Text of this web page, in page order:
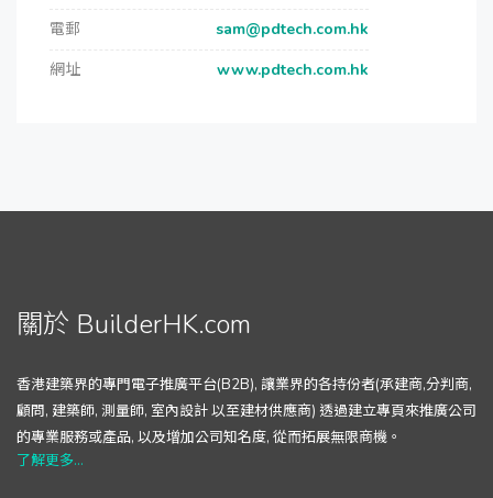
電郵
sam@pdtech.com.hk
網址
www.pdtech.com.hk
關於 BuilderHK.com
香港建築界的專門電子推廣平台(B2B), 讓業界的各持份者(承建商,分判商,
顧問, 建築師, 測量師, 室內設計 以至建材供應商) 透過建立專頁來推廣公司
的專業服務或產品, 以及增加公司知名度, 從而拓展無限商機。
了解更多...